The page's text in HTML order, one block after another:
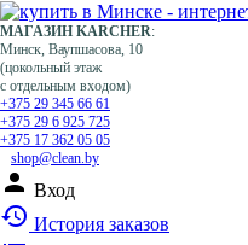
МАГАЗИН KARCHER:
Минск, Ваупшасова, 10
(цокольный этаж
с отдельным входом)
+375 29 345 66 61
+375 29 6 925 725
+375 17 362 05 05
shop@clean.by
person Вход
history История заказов